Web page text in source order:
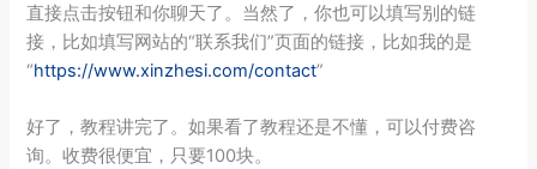
直接点击按钮和你聊天了。当然了，你也可以填写别的链
接，比如填写网站的“联系我们”页面的链接，比如我的是
“https://www.xinzhesi.com/contact”
好了，教程讲完了。如果看了教程还是不懂，可以付费咨
询。收费很便宜，只要100块。